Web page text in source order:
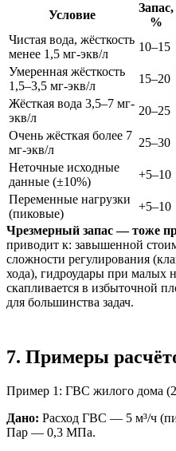
Условие
Запас,
%
Чистая вода, жёсткость
менее 1,5 мг-экв/л
10–15
Умеренная жёсткость
1,5–3,5 мг-экв/л
15–20
Жёсткая вода 3,5–7 мг-
экв/л
20–25
Очень жёсткая более 7
мг-экв/л
25–30
Неточные исходные
данные (±10%)
+5–10
Переменные нагрузки
(пиковые)
+5–10
Чрезмерный запас — тоже
приводит к: завышенной
сложности регулирования
хода), гидроудары при малых
скапливается в избыточной
для большинства задач.
7. Примеры
Пример 1: ГВС жилого дома
Дано: Расход ГВС — 5 м³/ч
Пар — 0,3 МПа.